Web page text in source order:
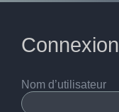
Connexion
Nom d’utilisateur